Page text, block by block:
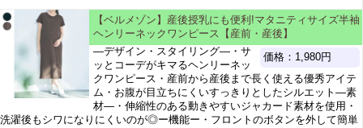
【ベルメゾン】産後授乳にも便利!マタニティサイズ半袖
ヘンリーネックワンピース【産前・産後】
価格：1,980円
―デザイン・スタイリング―・サ
ッとコーデがキマるヘンリーネッ
クワンピース・産前から産後まで長く使える優秀アイテ
ム・お腹が目立ちにくいすっきりとしたシルエット―素
材―・伸縮性のある動きやすいジャカード素材を使用・
洗濯後もシワになりにくいのが◎ー機能ー・フロントのボタンを外して簡単